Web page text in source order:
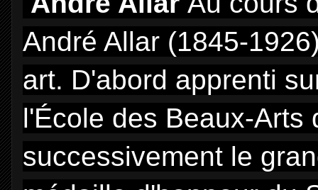
André Allar (1845-
art. D'abord apprenti
l'École des Beaux-Arts
successivement le